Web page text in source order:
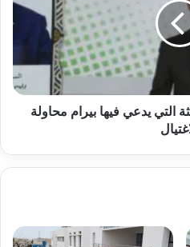
التي يدعي فيها بيرام محاولة